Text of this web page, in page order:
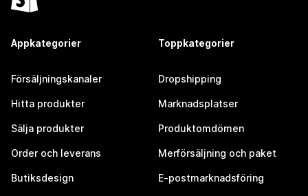
Appkategorier
Försäljningskanaler
Hitta produkter
Sälja produkter
Order och leverans
Butiksdesign
Toppkategorier
Dropshipping
Marknadsplatser
Produktomdömen
Merförsäljning och paket
E-postmarknadsföring